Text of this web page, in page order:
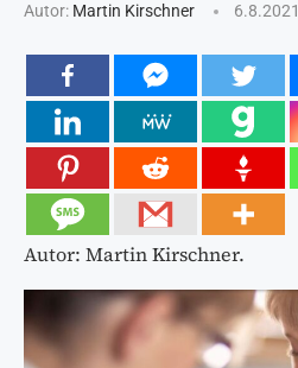
Autor: Martin Kirschner 6.8.2021
Autor: Martin Kirschner.